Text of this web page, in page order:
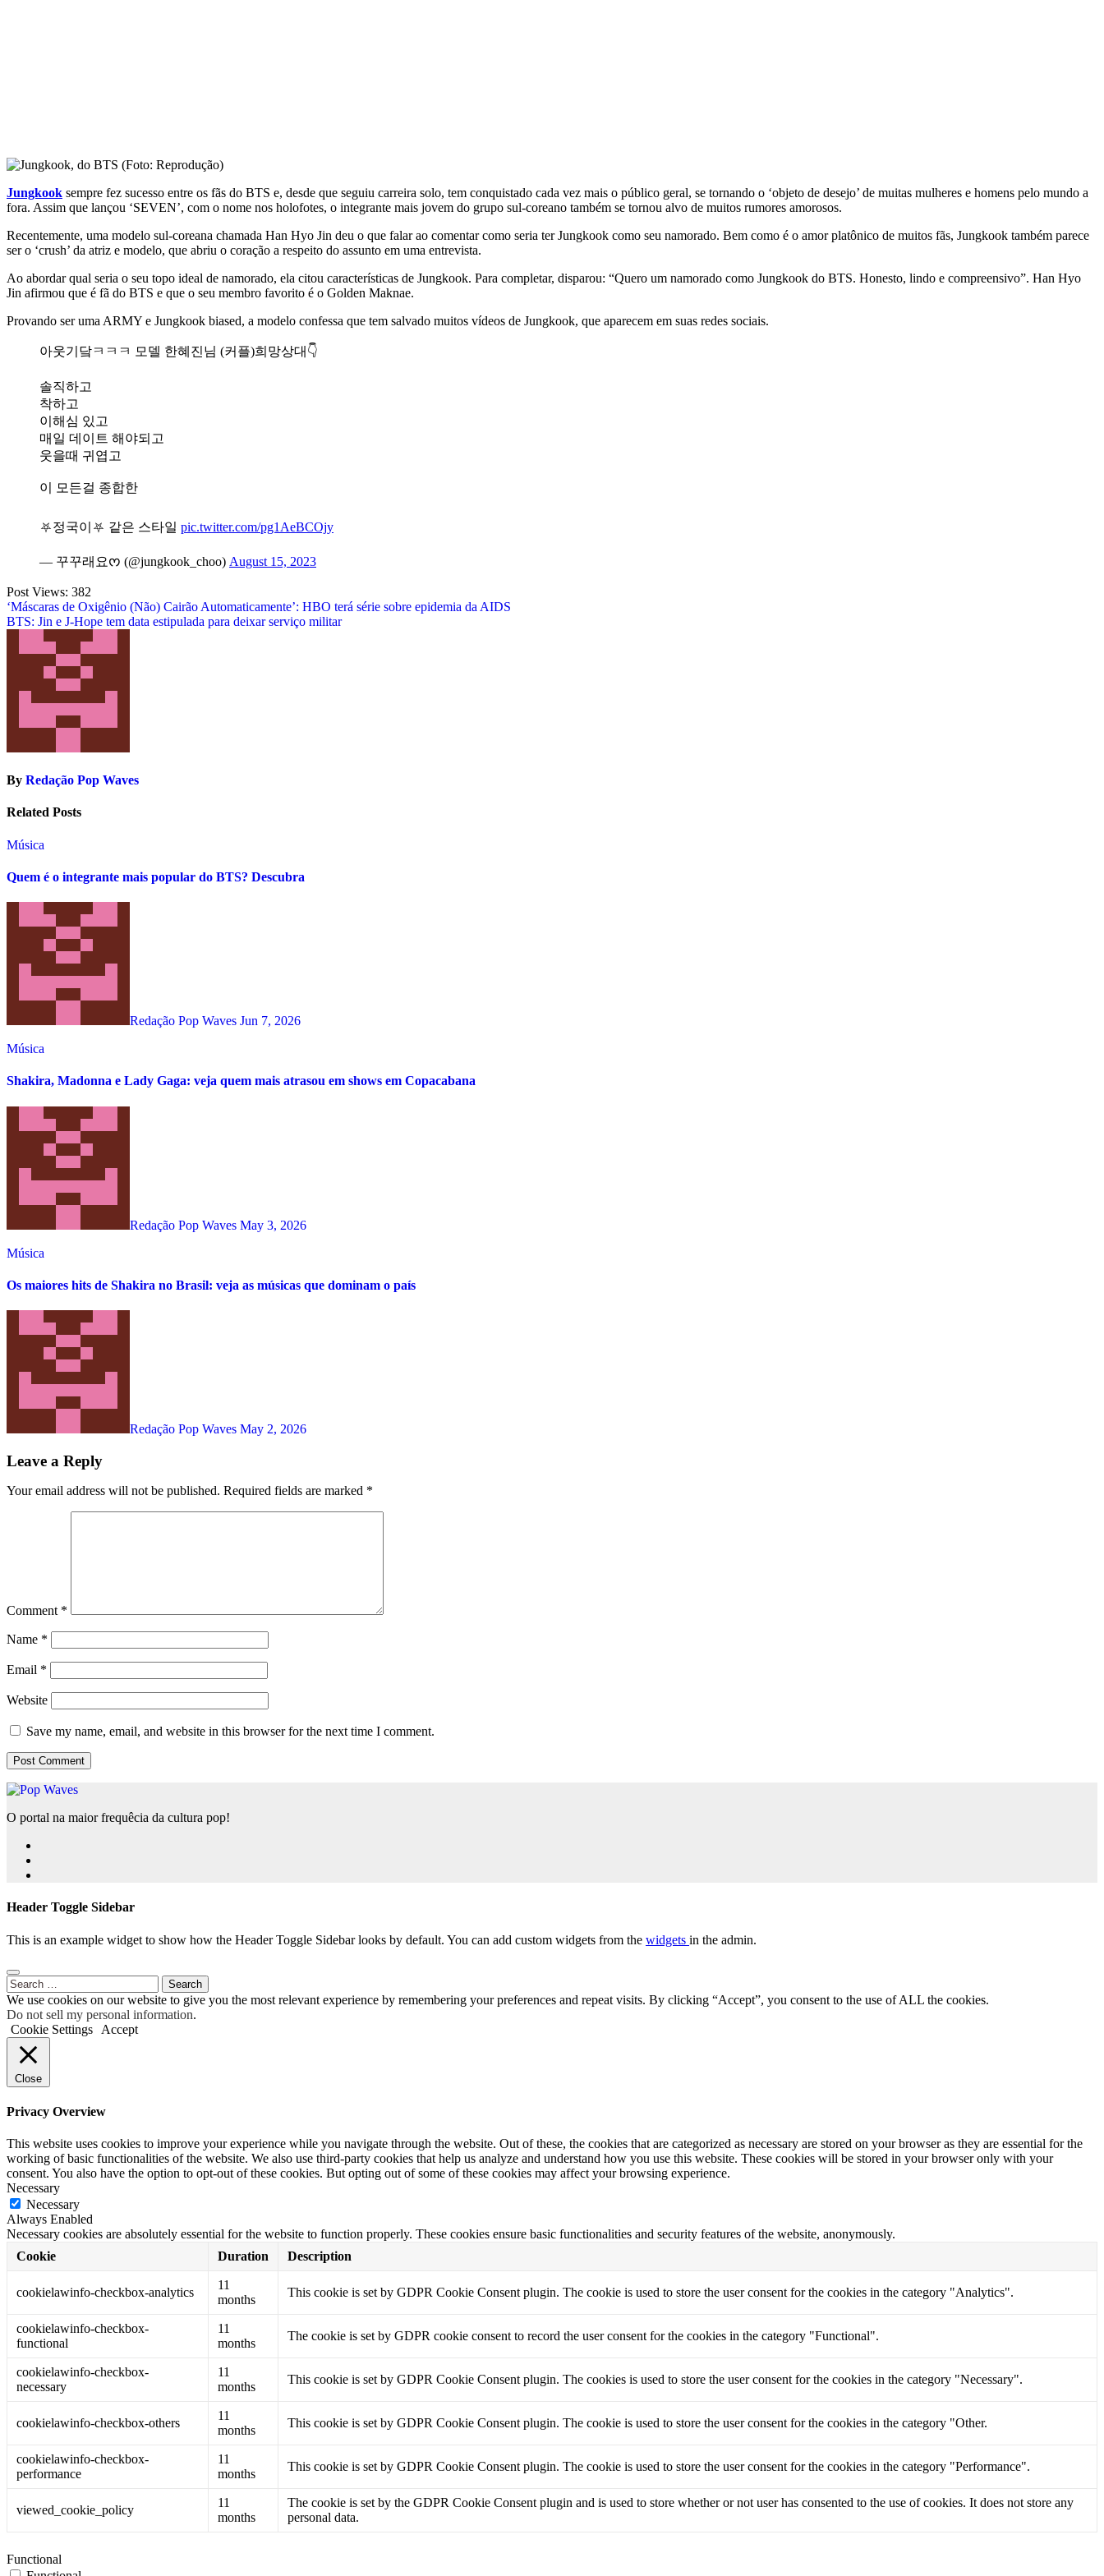
Jungkook sempre fez sucesso entre os fãs do BTS e, desde que seguiu carreira solo, tem conquistado cada vez mais o público geral, se tornando o ‘objeto de desejo’ de muitas mulheres e homens pelo mundo a
fora. Assim que lançou ‘SEVEN’, com o nome nos holofotes, o integrante mais jovem do grupo sul-coreano também se tornou alvo de muitos rumores amorosos.
Recentemente, uma modelo sul-coreana chamada Han Hyo Jin deu o que falar ao comentar como seria ter Jungkook como seu namorado. Bem como é o amor platônico de muitos fãs, Jungkook também parece
ser o ‘crush’ da atriz e modelo, que abriu o coração a respeito do assunto em uma entrevista.
Ao abordar qual seria o seu topo ideal de namorado, ela citou características de Jungkook. Para completar, disparou: “Quero um namorado como Jungkook do BTS. Honesto, lindo e compreensivo”. Han Hyo
Jin afirmou que é fã do BTS e que o seu membro favorito é o Golden Maknae.
Provando ser uma ARMY e Jungkook biased, a modelo confessa que tem salvado muitos vídeos de Jungkook, que aparecem em suas redes sociais.
아웃기닼ㅋㅋㅋ 모델 한혜진님 (커플)희망상대👇
솔직하고
착하고
이해심 있고
매일 데이트 해야되고
웃을때 귀엽고
이 모든걸 종합한
⛧정국이⛧ 같은 스타일 pic.twitter.com/pg1AeBCOjy
— 꾸꾸래요ᰔ (@jungkook_choo) August 15, 2023
Post Views: 382
Post
navigation
‘Máscaras de Oxigênio (Não) Cairão Automaticamente’: HBO terá série sobre epidemia da AIDS
BTS: Jin e J-Hope tem data estipulada para deixar serviço militar
By Redação Pop Waves
Related Posts
Música
Quem é o integrante mais popular do BTS? Descubra
Redação Pop Waves Jun 7, 2026
Música
Shakira, Madonna e Lady Gaga: veja quem mais atrasou em shows em Copacabana
Redação Pop Waves May 3, 2026
Música
Os maiores hits de Shakira no Brasil: veja as músicas que dominam o país
Redação Pop Waves May 2, 2026
Leave a Reply
Your email address will not be published. Required fields are marked *
Comment *
Name *
Email *
Website
Save my name, email, and website in this browser for the next time I comment.
O portal na maior frequêcia da cultura pop!
Header Toggle Sidebar
This is an example widget to show how the Header Toggle Sidebar looks by default. You can add custom widgets from the widgets in the admin.
Search
for:
We use cookies on our website to give you the most relevant experience by remembering your preferences and repeat visits. By clicking “Accept”, you consent to the use of ALL the cookies.
Do not sell my personal information.
Cookie Settings
Accept
Close
Privacy Overview
This website uses cookies to improve your experience while you navigate through the website. Out of these, the cookies that are categorized as necessary are stored on your browser as they are essential for the
working of basic functionalities of the website. We also use third-party cookies that help us analyze and understand how you use this website. These cookies will be stored in your browser only with your
consent. You also have the option to opt-out of these cookies. But opting out of some of these cookies may affect your browsing experience.
Necessary
Necessary
Always Enabled
Necessary cookies are absolutely essential for the website to function properly. These cookies ensure basic functionalities and security features of the website, anonymously.
Cookie
Duration Description
cookielawinfo-checkbox-analytics
11
months
This cookie is set by GDPR Cookie Consent plugin. The cookie is used to store the user consent for the cookies in the category "Analytics".
cookielawinfo-checkbox-
functional
11
months
The cookie is set by GDPR cookie consent to record the user consent for the cookies in the category "Functional".
cookielawinfo-checkbox-
necessary
11
months
This cookie is set by GDPR Cookie Consent plugin. The cookies is used to store the user consent for the cookies in the category "Necessary".
cookielawinfo-checkbox-others
11
months
This cookie is set by GDPR Cookie Consent plugin. The cookie is used to store the user consent for the cookies in the category "Other.
cookielawinfo-checkbox-
performance
11
months
This cookie is set by GDPR Cookie Consent plugin. The cookie is used to store the user consent for the cookies in the category "Performance".
viewed_cookie_policy
11
months
The cookie is set by the GDPR Cookie Consent plugin and is used to store whether or not user has consented to the use of cookies. It does not store any
personal data.
Functional